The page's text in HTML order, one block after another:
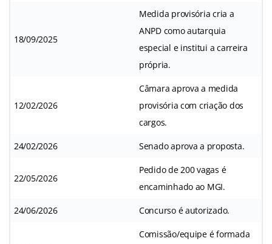
18/09/2025
Medida provisória cria a
ANPD como autarquia
especial e institui a carreira
própria.
12/02/2026
Câmara aprova a medida
provisória com criação dos
cargos.
24/02/2026 Senado aprova a proposta.
22/05/2026
Pedido de 200 vagas é
encaminhado ao MGI.
24/06/2026 Concurso é autorizado.
Comissão/equipe é formada